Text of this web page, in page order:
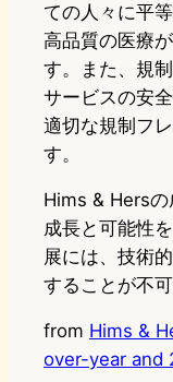
ての人々に平
高品質の医療
す。また、規
サービスの安
適切な規制フ
す。
Hims & Hers
成長と可能性
展には、技術
することが不可
from Hims &
over-year and